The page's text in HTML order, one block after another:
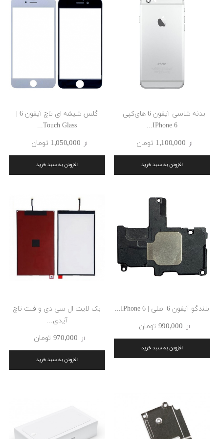
بدنه شاسی آیفون 6 های‌کپی |
IPhone 6...
از 1٬100٬000 ‎تومان
افزودن به سبد خرید
گلس شیشه ای تاچ آیفون 6 |
Touch Glass...
از 1٬050٬000 ‎تومان
افزودن به سبد خرید
بلندگو آیفون 6 اصلی | IPhone 6...
از 990٬000 ‎تومان
افزودن به سبد خرید
بک لایت ال سی دی و فلت تاچ
آیدی...
از 970٬000 ‎تومان
افزودن به سبد خرید